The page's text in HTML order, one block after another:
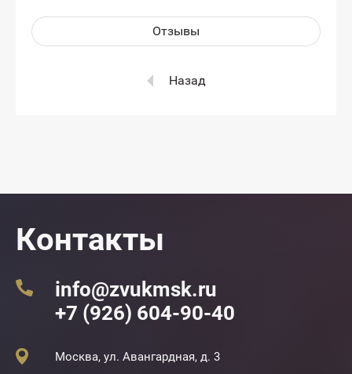
Отзывы
Назад
Контакты
info@zvukmsk.ru
+7 (926) 604-90-40
Москва, ул. Авангардная, д. 3